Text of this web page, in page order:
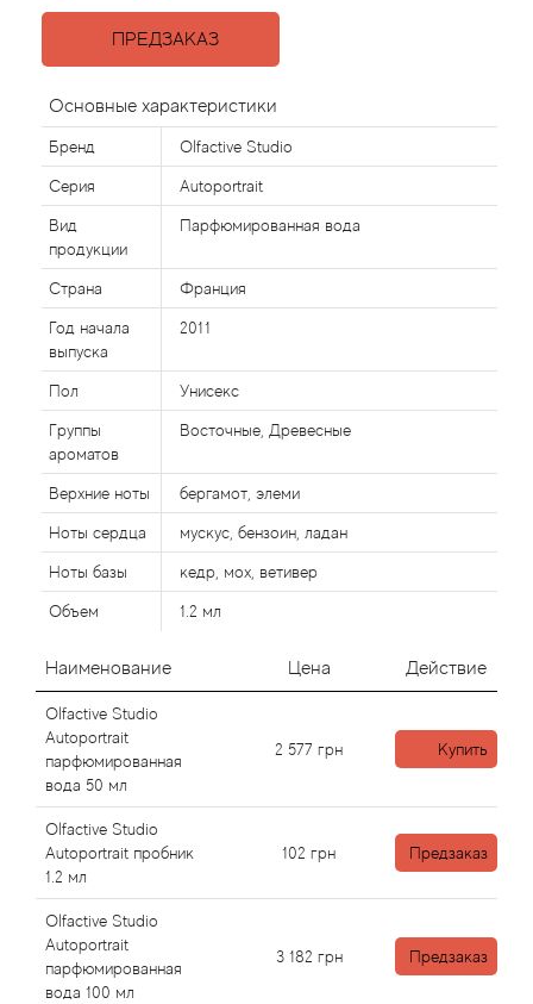
ПРЕДЗАКАЗ
Основные характеристики
Бренд Olfactive Studio
Серия Autoportrait
Вид
продукции
Парфюмированная вода
Страна Франция
Год начала
выпуска
2011
Пол Унисекс
Группы
ароматов
Восточные, Древесные
Верхние ноты бергамот, элеми
Ноты сердца мускус, бензоин, ладан
Ноты базы кедр, мох, ветивер
Объем 1.2 мл
Наименование Цена Действие
Olfactive Studio
Autoportrait
парфюмированная
вода 50 мл
2 577 грн Купить
Olfactive Studio
Autoportrait пробник
1.2 мл
102 грн Предзаказ
Olfactive Studio
Autoportrait
парфюмированная
вода 100 мл
3 182 грн Предзаказ
Acqua di Sardegna
Aedes de Venustas
Aerin Lauder
Affinessence
Afnan
Agatha Ruiz de la Prada
Agent Provocateur
Agonist
Aigner
Aj Arabia (Widian)
Ajmal
Al Haramain
Al Jazeera
Alaia Paris
Alexander McQueen
Alexandre Barthet